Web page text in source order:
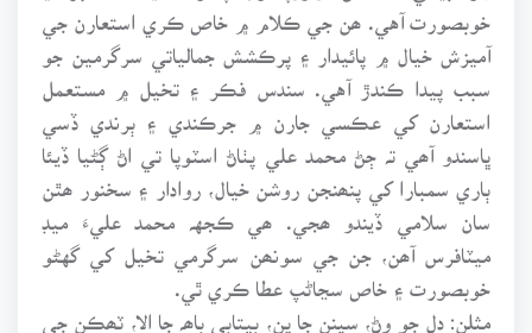
خوبصورت آهي. ھن جي ڪلام ۾ خاص ڪري استعارن جي
آميزش خيال ۾ پائيدار ۽ پرڪشش جمالياتي سرگرمين جو
سبب پيدا ڪندڙ آهي. سندس فڪر ۽ تخيل ۾ مستعمل
استعارن کي عڪسي جارن ۾ جرڪندي ۽ ٻرندي ڏسي
ڀاسندو آھي تہ ڄڻ محمد علي پٺاڻ اسٽوپا تي اڻ ڳڻيا ڏيئا
ٻاري سمبارا کي پنھنجن روشن خيال، روادار ۽ سخنور ھٿن
سان سلامي ڏيندو ھجي. ھي ڪجهہ محمد عليءَ ميڊ
ميٽافرس آھن، جن جي سونھن سرگرمي تخيل کي گهڻو
خوبصورت ۽ خاص سڃاڻپ عطا ڪري ٿي.
مثلن: دل جو وڻ، سپنن جا پن، بيتابي باھہ جا الا، ٽھڪن جي